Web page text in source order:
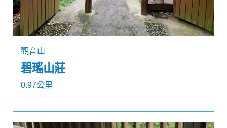
觀音山
碧瑤山莊
0.97公里